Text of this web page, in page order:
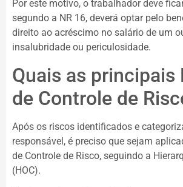
Por este motivo, o trabalhador deve
segundo a NR 16, deverá optar pelo
direito ao acréscimo no salário de um
insalubridade ou periculosidade.
Quais as principais
de Controle de
Após os riscos identificados e
responsável, é preciso que sejam
de Controle de Risco, seguindo a
(HOC).